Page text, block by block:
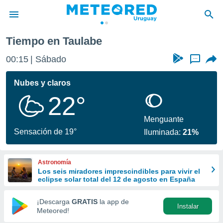
de
ha
calidad.
a este
las
y
forma
digital
basada
Tiempo en Taulabe
00:15 Sábado ...
Nubes y claros
22°
Sensación de 19°
Menguante
Iluminada:21%
Astronomía
Los seis miradores imprescindibles para vivir el
eclipse solar total del 12 de agosto en España
¡Descarga GRATIS la app de
Meteored!
Instalar